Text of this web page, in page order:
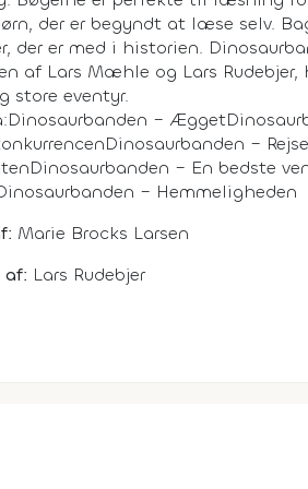
der er begyndt at læse selv.
der er med i historien.
af Lars Mæhle og Lars
store eventyr.
–
–
– En bedste
– Hemmeligheden
Marie Brocks Larsen
af: Lars Rudebjer